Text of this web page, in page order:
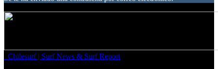
Chilesurf | Surf News & Surf Report